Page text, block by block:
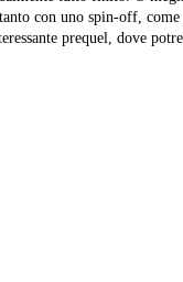
con uno spin-off,
prequel, dove